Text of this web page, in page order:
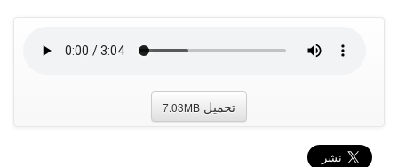
تحميل 7.03MB